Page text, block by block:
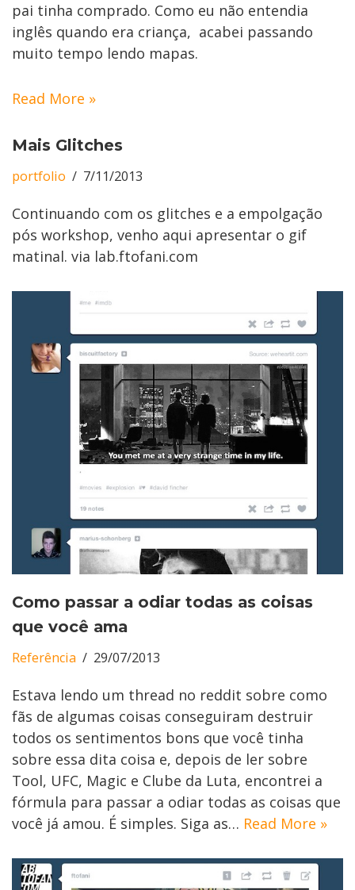
pai tinha comprado. Como eu não entendia
inglês quando era criança, acabei passando
muito tempo lendo mapas.
Read More »
Mais Glitches
portfolio 7/11/2013
Continuando com os glitches e a empolgação
pós workshop, venho aqui apresentar o gif
matinal. via lab.ftofani.com
Como passar a odiar todas as coisas
que você ama
Referência 29/07/2013
Estava lendo um thread no reddit sobre como
fãs de algumas coisas conseguiram destruir
todos os sentimentos bons que você tinha
sobre essa dita coisa e, depois de ler sobre
Tool, UFC, Magic e Clube da Luta, encontrei a
fórmula para passar a odiar todas as coisas que
você já amou. É simples. Siga as… Read More »